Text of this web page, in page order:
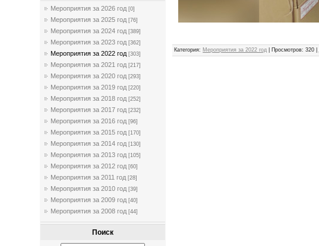
Мероприятия за 2026 год [0]
Мероприятия за 2025 год [76]
Мероприятия за 2024 год [389]
Мероприятия за 2023 год [362]
Мероприятия за 2022 год [303]
Мероприятия за 2021 год [217]
Мероприятия за 2020 год [293]
Мероприятия за 2019 год [220]
Мероприятия за 2018 год [252]
Мероприятия за 2017 год [232]
Мероприятия за 2016 год [96]
Мероприятия за 2015 год [170]
Мероприятия за 2014 год [130]
Мероприятия за 2013 год [105]
Мероприятия за 2012 год [60]
Мероприятия за 2011 год [28]
Мероприятия за 2010 год [39]
Мероприятия за 2009 год [40]
Мероприятия за 2008 год [44]
Поиск
Категория: Мероприятия за 2022 год Просмотров: 320 |